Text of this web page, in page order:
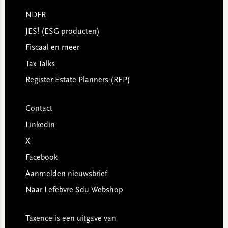
NDFR
JES! (ESG producten)
Fiscaal en meer
Tax Talks
Register Estate Planners (REP)
Contact
Linkedin
X
Facebook
Aanmelden nieuwsbrief
Naar Lefebvre Sdu Webshop
Taxence is een uitgave van